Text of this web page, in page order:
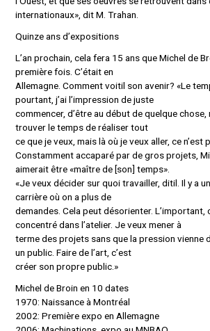
internationaux», dit M. Trahan.
Quinze ans d’expositions
L’an prochain, cela fera 15 ans que Michel de
première fois. C’était en
Allemagne. Comment voit­il son avenir? «Le
pourtant, j’ai l’impression de juste
commencer, d’être au début de quelque chose,
trouver le temps de réaliser tout
ce que je veux, mais là où je veux aller, ce n’est
Constamment accaparé par de gros projets,
aimerait être «maître de [son] temps».
«Je veux décider sur quoi travailler, dit­il. Il y a
carrière où on a plus de
demandes. Cela peut désorienter. L’important,
concentré dans l’atelier. Je veux mener à
terme des projets sans que la pression vienne
un public. Faire de l’art, c’est
créer son propre public.»
Michel de Broin en 10 dates
1970: Naissance à Montréal
2002: Première expo en Allemagne